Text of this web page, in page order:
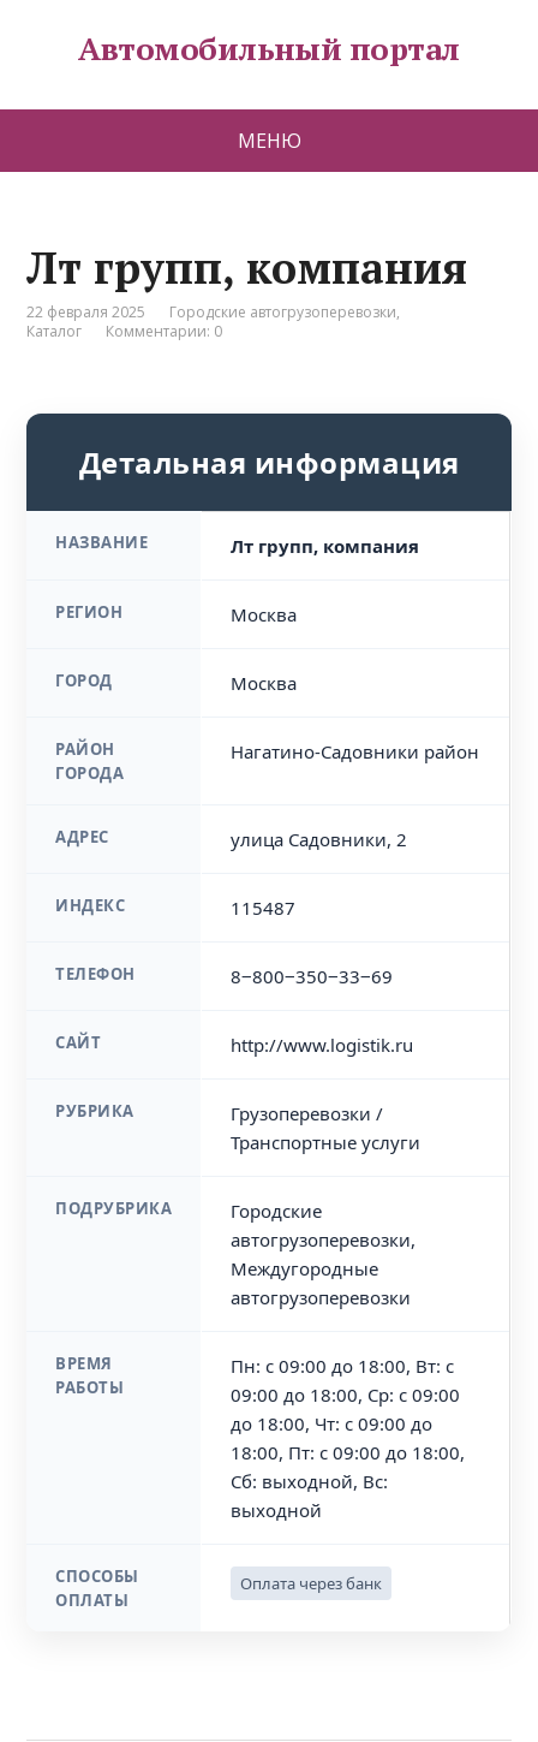
Автомобильный портал
МЕНЮ
Лт групп, компания
22 февраля 2025 Городские автогрузоперевозки,
Каталог
Комментарии: 0
Детальная информация
НАЗВАНИЕ Лт групп, компания
РЕГИОН Москва
ГОРОД Москва
РАЙОН
ГОРОДА
Нагатино-Садовники район
АДРЕС улица Садовники, 2
ИНДЕКС 115487
ТЕЛЕФОН 8‒800‒350‒33‒69
САЙТ http://www.logistik.ru
РУБРИКА
Грузоперевозки /
Транспортные услуги
ПОДРУБРИКА
Городские
автогрузоперевозки,
Междугородные
автогрузоперевозки
ВРЕМЯ
РАБОТЫ
Пн: с 09:00 до 18:00, Вт: с
09:00 до 18:00, Ср: с 09:00
до 18:00, Чт: с 09:00 до
18:00, Пт: с 09:00 до 18:00,
Сб: выходной, Вс:
выходной
СПОСОБЫ
ОПЛАТЫ
Оплата через банк